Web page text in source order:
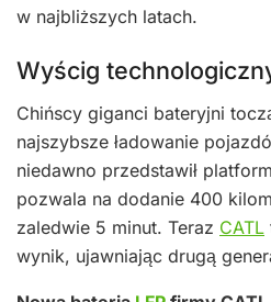
w najbliższych latach.
Wyścig
Chińscy giganci bateryjni
najszybsze ładowanie
niedawno przedstawił
pozwala na dodanie 400
zaledwie 5 minut. Teraz CATL
wynik, ujawniając drugą